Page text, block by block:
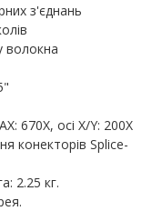
з'єднань
волокна
670X, осі X/Y: 200X
конекторів Splice-
2.25 кг.